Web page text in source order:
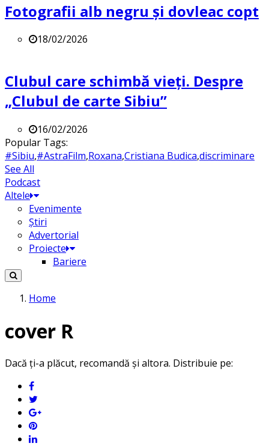
Fotografii alb negru și dovleac copt
18/02/2026
Clubul care schimbă vieți. Despre
„Clubul de carte Sibiu”
16/02/2026
Popular Tags:
#Sibiu,#AstraFilm,Roxana,Cristiana Budica,discriminare
See All
Podcast
Altele
Evenimente
Știri
Advertorial
Proiecte
Bariere
Home
cover R
Dacă ți-a plăcut, recomandă și altora. Distribuie pe: